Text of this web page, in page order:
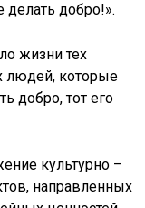
добро!».
жизни тех
людей, которые
добро, тот его
культурно –
направленных